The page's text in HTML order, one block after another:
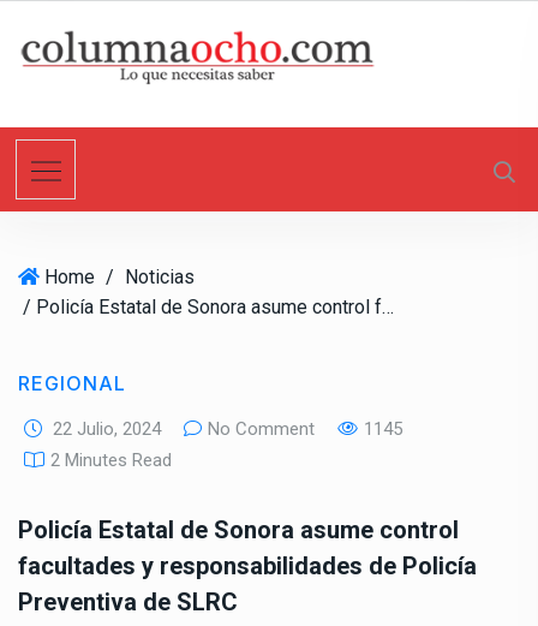
t
Home / Noticias
/ Policía Estatal de Sonora asume control facultades y responsabilidades de Policía Preventiva de SLRC
REGIONAL
22 Julio, 2024 No Comment
1145
2 Minutes Read
Policía Estatal de Sonora asume control
facultades y responsabilidades de Policía
Preventiva de SLRC